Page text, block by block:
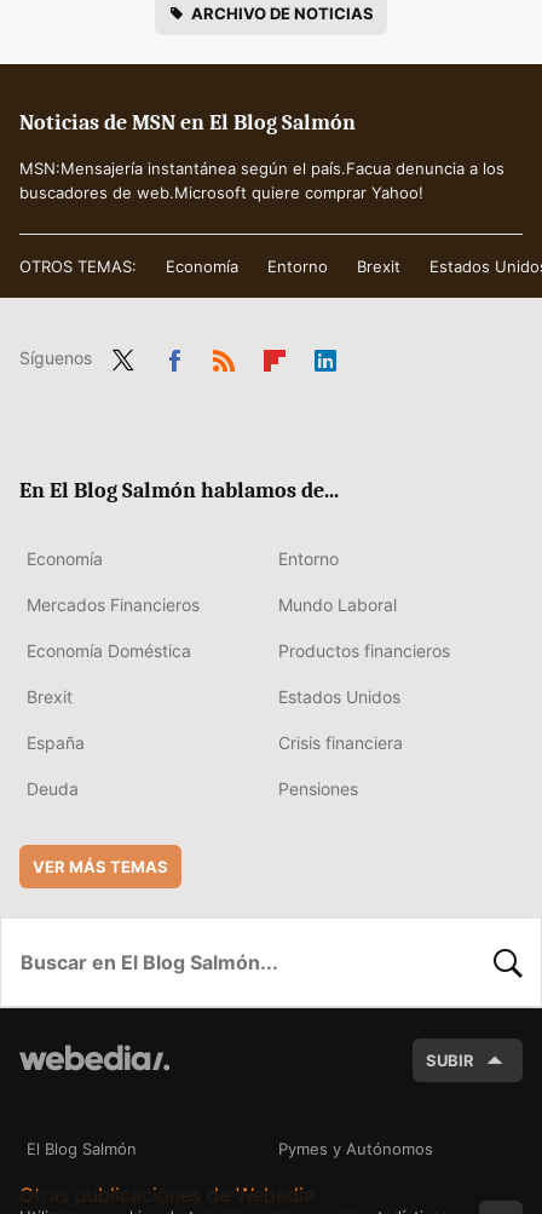
ARCHIVO DE NOTICIAS
Noticias de MSN en El Blog Salmón
MSN:Mensajería instantánea según el país.Facua denuncia a los
buscadores de web.Microsoft quiere comprar Yahoo!
OTROS TEMAS: Economía Entorno Brexit Estados
Síguenos
En El Blog Salmón hablamos de...
Economía Entorno
Mercados Financieros Mundo Laboral
Economía Doméstica Productos financieros
Brexit Estados Unidos
España Crisis financiera
Deuda Pensiones
VER MÁS TEMAS
SUBIR
El Blog Salmón Pymes y Autónomos
Otras publicaciones de Webedia